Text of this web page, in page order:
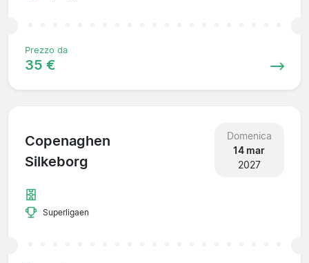
Prezzo da
35 €
Copenaghen
Silkeborg
Domenica
14 mar
2027
Superligaen